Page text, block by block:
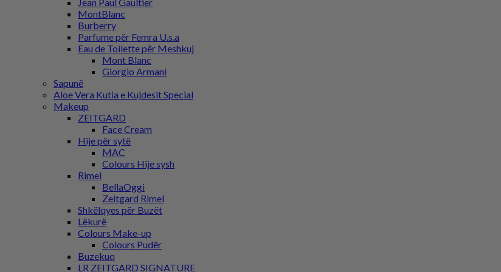
Jean Paul Gaultier
MontBlanc
Burberry
Parfume për Femra U.s.a
Eau de Toilette për Meshkuj
Mont Blanc
Giorgio Armani
Sapunë
Aloe Vera Kutia e Kujdesit Special
Makeup
ZEITGARD
Face Cream
Hije për sytë
MAC
Colours Hije sysh
Rimel
BellaOggi
Zeitgard Rimel
Shkëlqyes për Buzët
Lëkurë
Colours Make-up
Colours Pudër
Buzekuq
LR ZEITGARD SIGNATURE